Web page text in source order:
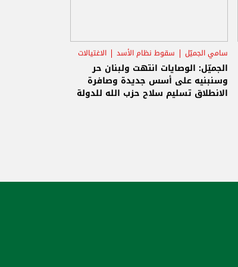
سامي الجميّل سقوط نظام الأسد الاغتيالات
الجميّل: الوصايات انتهت ولبنان حر
وسنبنيه على أسس جديدة وصافرة
الانطلاق تسليم سلاح حزب الله للدولة